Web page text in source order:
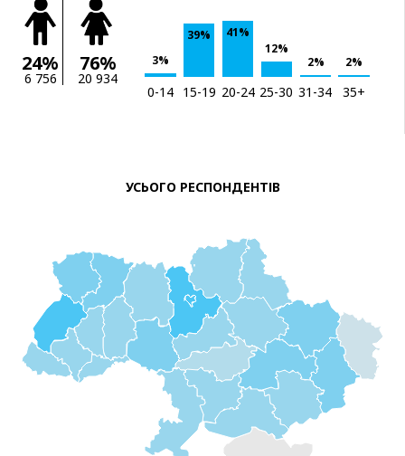
24%
6 756
76%
20 934
3%
39%
41%
12%
2%
2%
0-14 15-19 20-24 25-30 31-34 35+
УСЬОГО РЕСПОНДЕНТІВ